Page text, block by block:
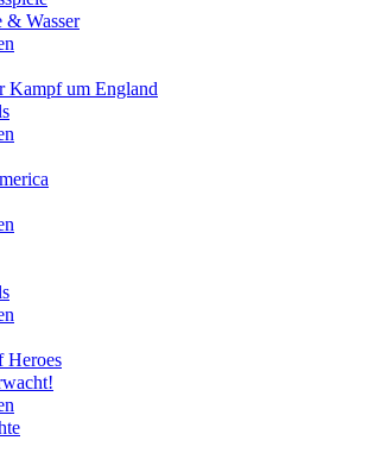
Wasser
um England